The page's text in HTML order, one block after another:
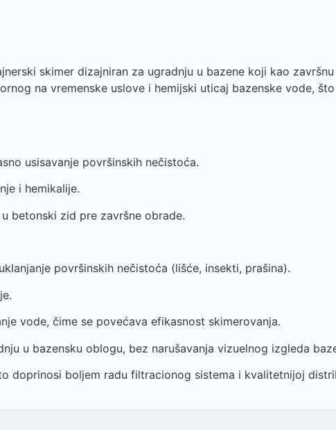
skimer dizajniran za ugradnju u bazene koji kao
na vremenske uslove i hemijski uticaj bazenske vode,
usisavanje površinskih nečistoća.
i hemikalije.
betonski zid pre završne obrade.
površinskih nečistoća (lišće, insekti, prašina).
vode, čime se povećava efikasnost skimerovanja.
u bazensku oblogu, bez narušavanja vizuelnog izgleda
doprinosi boljem radu filtracionog sistema i kvalitetnijoj